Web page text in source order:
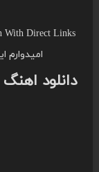
With Direct Links
امیدوارم
دانلود